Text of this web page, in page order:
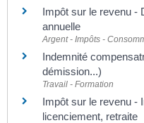
Impôt sur le revenu -
annuelle
Argent - Impôts -
Indemnité
démission...)
Travail - Formation
Impôt sur le revenu -
licenciement, retraite